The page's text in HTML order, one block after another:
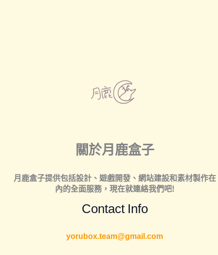
關於月鹿盒子
月鹿盒子提供包括設計、 遊戲開發、 網站建設和素材製作在
內的全面服務，現在就連絡我們吧!
Contact Info
yorubox.team@gmail.com